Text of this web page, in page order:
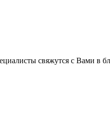
свяжутся с Вами в